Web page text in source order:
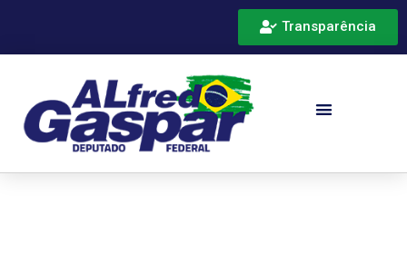
Transparência